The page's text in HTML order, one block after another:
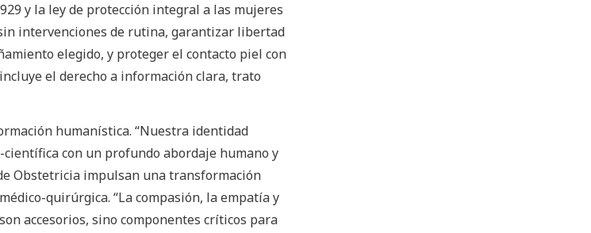
y la ley de protección integral a las mujeres
intervenciones de rutina, garantizar libertad
elegido, y proteger el contacto piel con
el derecho a información clara, trato
humanística. “Nuestra identidad
con un profundo abordaje humano y
Obstetricia impulsan una transformación
quirúrgica. “La compasión, la empatía y
accesorios, sino componentes críticos para